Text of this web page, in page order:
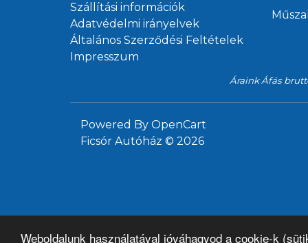
Weboldalunk használatával jóváhagyod a cookie-k
Szállítási információk
Adatvédelmi irányelvek
Általános Szerződési Feltételek
Impresszum
Áraink Áfás
Powered By OpenCart
Ficsór Autóház © 2026